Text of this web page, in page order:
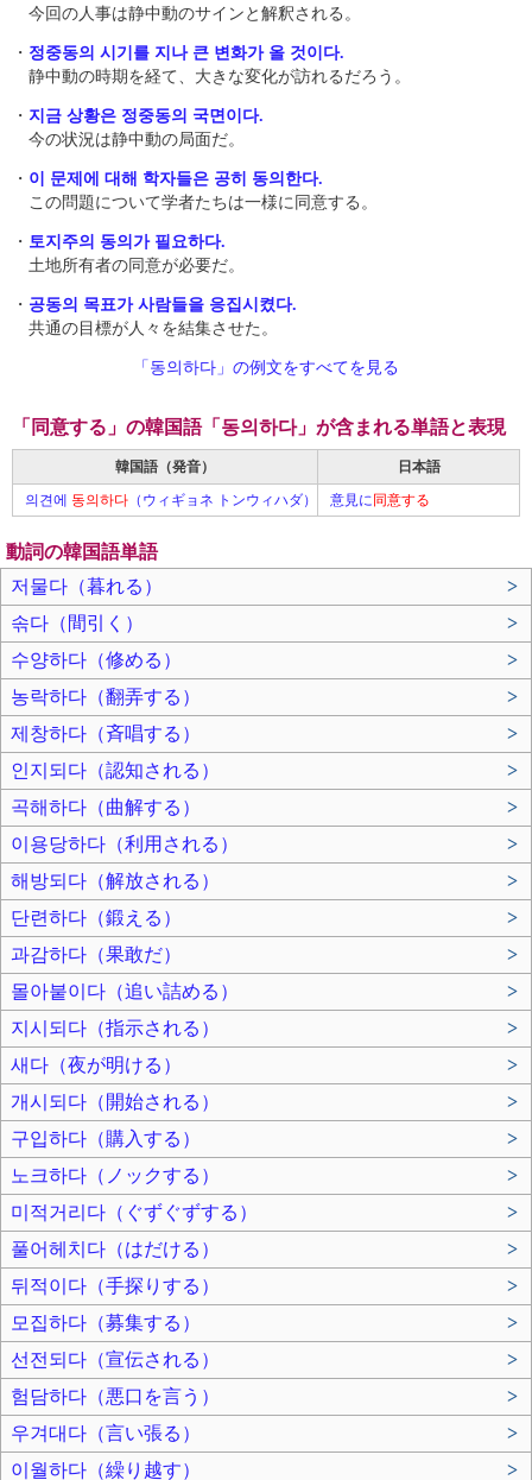
今回の人事は静中動のサインと解釈される。
・ 정중동의 시기를 지나 큰 변화가 올 것이다.
静中動の時期を経て、大きな変化が訪れるだろう。
・ 지금 상황은 정중동의 국면이다.
今の状況は静中動の局面だ。
・ 이 문제에 대해 학자들은 공히 동의한다.
この問題について学者たちは一様に同意する。
・ 토지주의 동의가 필요하다.
土地所有者の同意が必要だ。
・ 공동의 목표가 사람들을 응집시켰다.
共通の目標が人々を結集させた。
「동의하다」の例文をすべてを見る
「同意する」の韓国語「동의하다」が含まれる単語と表現
韓国語（発音）
日本語
의견에 동의하다 （ウィギョネ トンウィハダ） 意見に 同意する
動詞の韓国語単語
저물다（暮れる）
>
솎다（間引く）
>
수양하다（修める）
>
농락하다（翻弄する）
>
제창하다（斉唱する）
>
인지되다（認知される）
>
곡해하다（曲解する）
>
이용당하다（利用される）
>
해방되다（解放される）
>
단련하다（鍛える）
>
과감하다（果敢だ）
>
몰아붙이다（追い詰める）
>
지시되다（指示される）
>
새다（夜が明ける）
>
개시되다（開始される）
>
구입하다（購入する）
>
노크하다（ノックする）
>
미적거리다（ぐずぐずする）
>
풀어헤치다（はだける）
>
뒤적이다（手探りする）
>
모집하다（募集する）
>
선전되다（宣伝される）
>
험담하다（悪口を言う）
>
우겨대다（言い張る）
>
이월하다（繰り越す）
>